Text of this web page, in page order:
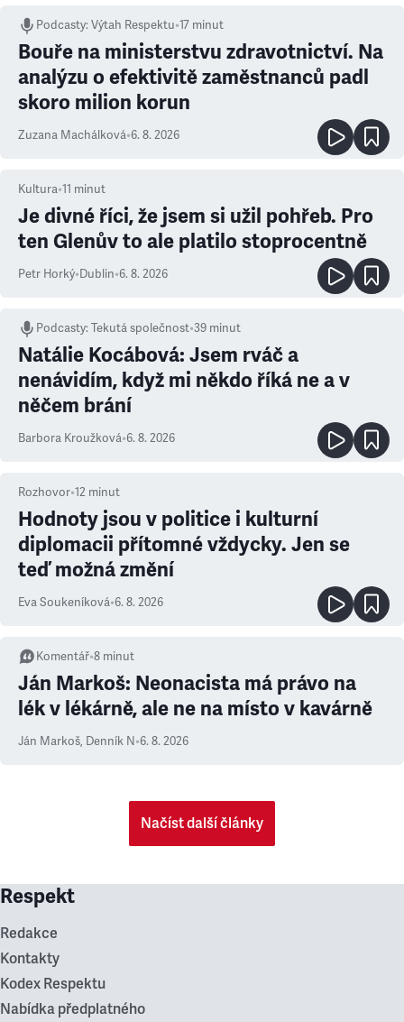
Podcasty:Výtah Respektu•17 minut
Bouře na ministerstvu zdravotnictví. Na
analýzu o efektivitě zaměstnanců padl
skoro milion korun
Zuzana Machálková•6. 8. 2026
Kultura•11 minut
Je divné říci, že jsem si užil pohřeb. Pro
ten Glenův to ale platilo stoprocentně
Petr Horký•Dublin•6. 8. 2026
Podcasty:Tekutá společnost•39 minut
Natálie Kocábová: Jsem rváč a
nenávidím, když mi někdo říká ne a v
něčem brání
Barbora Kroužková•6. 8. 2026
Rozhovor•12 minut
Hodnoty jsou v politice i kulturní
diplomacii přítomné vždycky. Jen se
teď možná změní
Eva Soukeníková•6. 8. 2026
Komentář•8 minut
Ján Markoš: Neonacista má právo na
lék v lékárně, ale ne na místo v kavárně
Ján Markoš, Denník N•6. 8. 2026
Načíst další články
Respekt
Redakce
Kontakty
Kodex Respektu
Nabídka předplatného